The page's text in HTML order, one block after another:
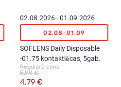
02.08.2026 - 01.09.2026
02.08-01.09
SOFLENS Daily Disposable
-01.75 kontaktlēcas, 5gab.
Regulārā cena
4,79 €
5,99 €